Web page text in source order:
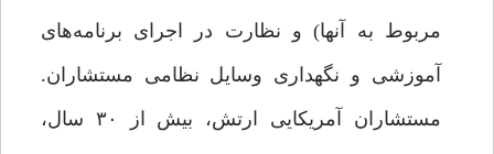
مربوط به آنها) و نظارت در اجرای برنامه‌های
آموزشی و نگهداری وسایل نظامی مستشاران.
مستشاران آمریکایی ارتش، بیش از ۳۰ سال،